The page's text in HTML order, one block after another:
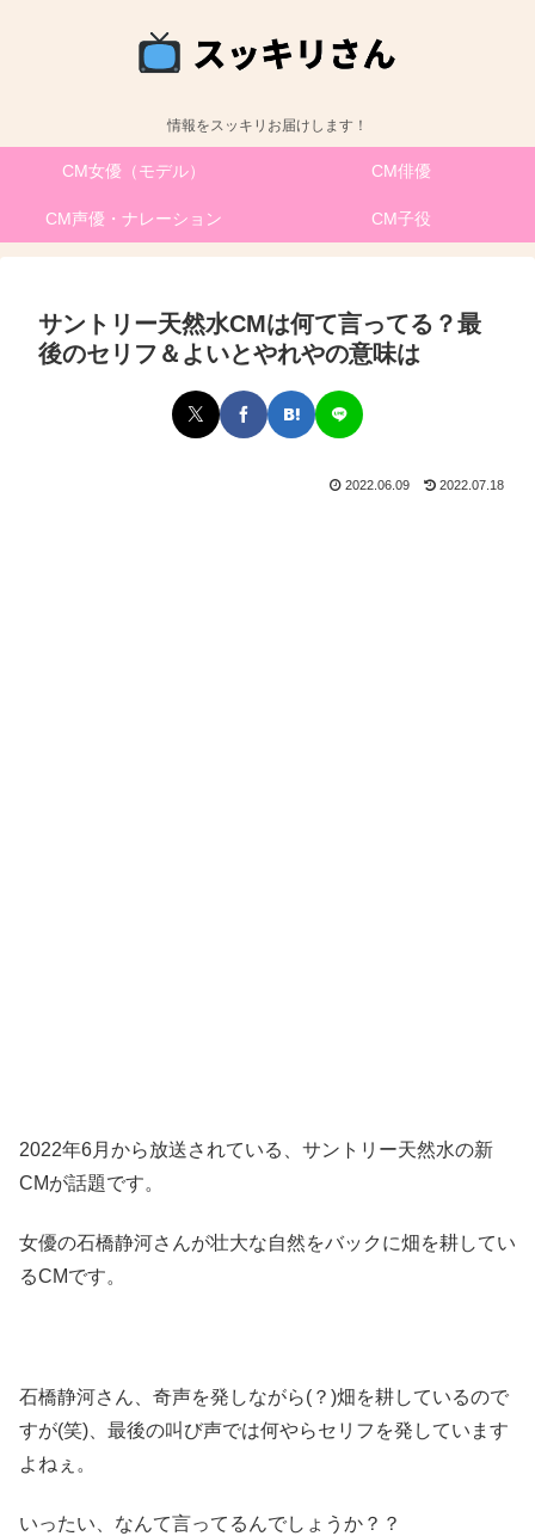
情報をスッキリお届けします！
CM女優（モデル） CM俳優
CM声優・ナレーション CM子役
サントリー天然水CMは何て言ってる？最
後のセリフ＆よいとやれやの意味は
2022.06.09 2022.07.18
2022年6月から放送されている、サントリー天然水の新
CMが話題です。
女優の石橋静河さんが壮大な自然をバックに畑を耕してい
るCMです。
石橋静河さん、奇声を発しながら(？)畑を耕しているので
すが(笑)、最後の叫び声では何やらセリフを発しています
よねぇ。
いったい、なんて言ってるんでしょうか？？